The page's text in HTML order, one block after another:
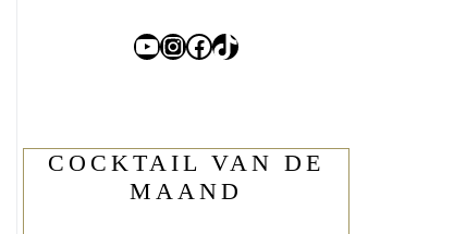
YouTube
Instagram
Facebook
TikTok
COCKTAIL VAN DE
MAAND